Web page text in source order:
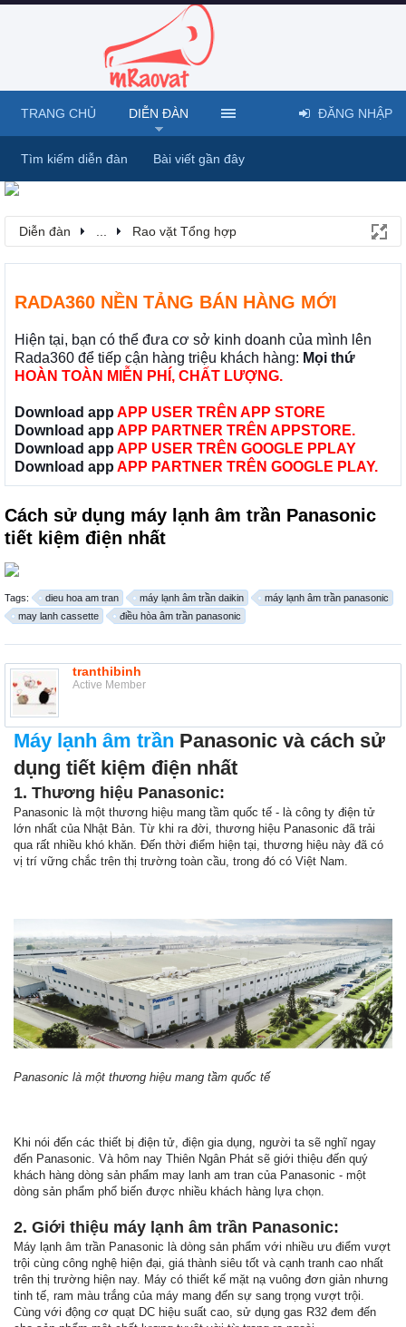
Diễn đàn Rao vặt Tổng hợp
RADA360 NỀN TẢNG BÁN HÀNG MỚI
Hiện tại, bạn có thể đưa cơ sở kinh doanh của mình lên
Rada360 để tiếp cận hàng triệu khách hàng: Mọi thứ
HOÀN TOÀN MIỄN PHÍ, CHẤT LƯỢNG.
Download app APP USER TRÊN APP STORE
Download app APP PARTNER TRÊN APPSTORE.
Download app APP USER TRÊN GOOGLE PPLAY
Download app APP PARTNER TRÊN GOOGLE PLAY.
Cách sử dụng máy lạnh âm trần Panasonic
tiết kiệm điện nhất
Tags: dieu hoa am tran máy lạnh âm trần daikin
máy lạnh âm trần panasonic
may lanh cassette
điều hòa âm trần panasonic
tranthibinh
Active Member
Máy lạnh âm trần Panasonic và cách sử
dụng tiết kiệm điện nhất
1. Thương hiệu Panasonic:
Panasonic là một thương hiệu mang tầm quốc tế - là công ty điện tử
lớn nhất của Nhật Bản. Từ khi ra đời, thương hiệu Panasonic đã trải
qua rất nhiều khó khăn. Đến thời điểm hiện tại, thương hiệu này đã có
vị trí vững chắc trên thị trường toàn cầu, trong đó có Việt Nam.
Panasonic là một thương hiệu mang tầm quốc tế
Khi nói đến các thiết bị điện tử, điện gia dụng, người ta sẽ nghĩ ngay
đến Panasonic. Và hôm nay Thiên Ngân Phát sẽ giới thiệu đến quý
khách hàng dòng sản phẩm may lanh am tran của Panasonic - một
dòng sản phẩm phổ biến được nhiều khách hàng lựa chọn.
2. Giới thiệu máy lạnh âm trần Panasonic:
Máy lạnh âm trần Panasonic là dòng sản phẩm với nhiều ưu điểm vượt
trội cùng công nghệ hiện đại, giá thành siêu tốt và cạnh tranh cao nhất
trên thị trường hiện nay. Máy có thiết kế mặt nạ vuông đơn giản nhưng
tinh tế, ram màu trắng của máy mang đến sự sang trọng vượt trội.
Cùng với động cơ quạt DC hiệu suất cao, sử dụng gas R32 đem đến
TRANG CHỦ DIỄN ĐÀN
Tìm kiếm diễn đàn Bài viết gần đây
ĐĂNG NHẬP